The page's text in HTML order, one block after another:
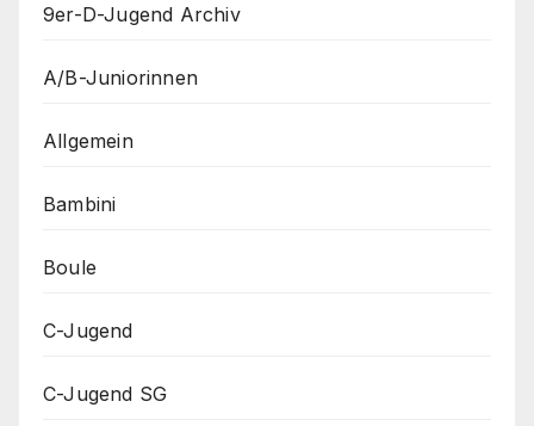
9er-D-Jugend Archiv
A/B-Juniorinnen
Allgemein
Bambini
Boule
C-Jugend
C-Jugend SG